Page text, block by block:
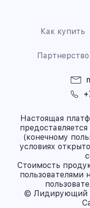
Как купить
Партнерство
Настоящая
(конечному
условиях
Стоимость
пользователями
© Лидирующий